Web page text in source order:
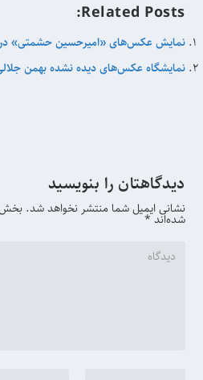
Related Posts:
نمایش عکس‌های «امیرحسین حشمتی»
نمایشگاه عکس‌های دیده نشده بهمن جلالی در
دیدگاهتان را بنویسید
نشانی ایمیل شما منتشر نخواهد شد.
شده‌اند*